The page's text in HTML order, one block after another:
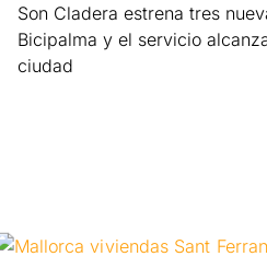
Son Cladera estrena tres
Bicipalma y el servicio
ciudad